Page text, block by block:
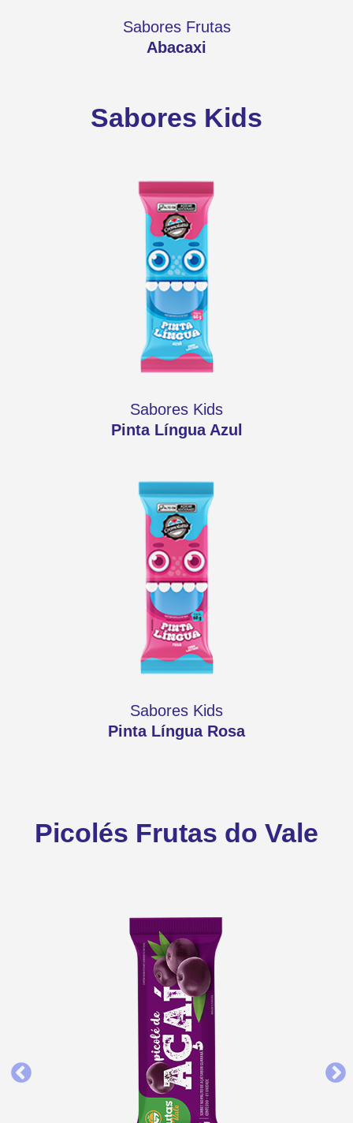
Sabores Frutas
Abacaxi
Sabores Kids
Sabores Kids
Pinta Língua Azul
Sabores Kids
Pinta Língua Rosa
Picolés Frutas do Vale